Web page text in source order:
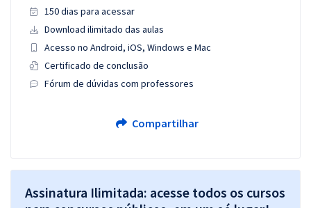
150 dias para acessar
Download ilimitado das aulas
Acesso no Android, iOS, Windows e Mac
Certificado de conclusão
Fórum de dúvidas com professores
Compartilhar
Assinatura Ilimitada: acesse todos os cursos